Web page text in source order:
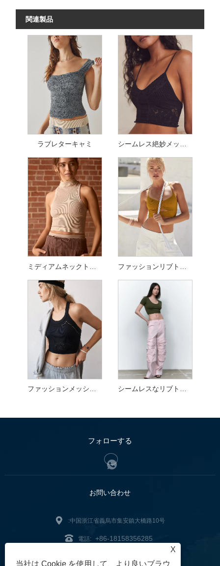
関連製品
ラブレターキャミ シームレス絶妙メッシュトップ
ファッションメッシュトップ シームレスなリブトップ
フォローする
お問い合わせ
:中国浙江省義烏市集安鎮大橋路10号
電話: +86-18158356285
X
当社は Cookie を使用して、より良いブラウ